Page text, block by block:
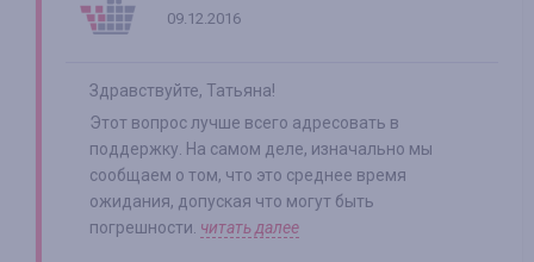
09.12.2016
Здравствуйте, Татьяна!
Этот вопрос лучше всего адресовать в
поддержку. На самом деле, изначально мы
сообщаем о том, что это среднее время
ожидания, допуская что могут быть
погрешности. читать далее